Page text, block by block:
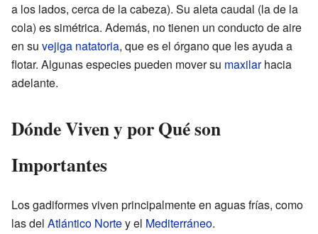
a los lados, cerca de la cabeza). Su aleta caudal (la de la
cola) es simétrica. Además, no tienen un conducto de aire
en su vejiga natatoria, que es el órgano que les ayuda a
flotar. Algunas especies pueden mover su maxilarhacia
adelante.
Dónde Viven y por Qué son
Importantes
Los gadiformes viven principalmente en aguas frías, como
las del Atlántico Nortey el Mediterráneo.